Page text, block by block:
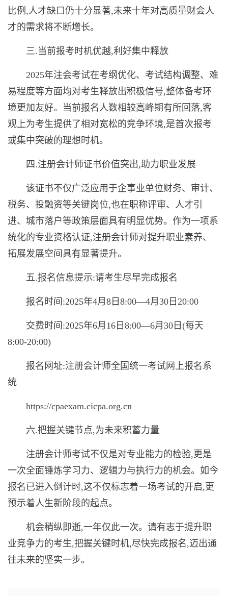
比例,人才缺口仍十分显著,未来十年对高质量财会人
才的需求将不断增长。
三.当前报考时机优越,利好集中释放
2025年注会考试在考纲优化、考试结构调整、难
易程度等方面均对考生释放出积极信号,整体备考环
境更加友好。当前报名人数相较高峰期有所回落,客
观上为考生提供了相对宽松的竞争环境,是首次报考
或集中突破的理想时机。
四.注册会计师证书价值突出,助力职业发展
该证书不仅广泛应用于企事业单位财务、审计、
税务、投融资等关键岗位,也在职称评审、人才引
进、城市落户等政策层面具有明显优势。作为一项系
统化的专业资格认证,注册会计师对提升职业素养、
拓展发展空间具有显著提升。
五.报名信息提示:请考生尽早完成报名
报名时间:2025年4月8日8:00—4月30日20:00
交费时间:2025年6月16日8:00—6月30日(每天
8:00-20:00)
报名网址:注册会计师全国统一考试网上报名系
统
https://cpaexam.cicpa.org.cn
六.把握关键节点,为未来积蓄力量
注册会计师考试不仅是对专业能力的检验,更是
一次全面锤炼学习力、逻辑力与执行力的机会。如今
报名已进入倒计时,这不仅标志着一场考试的开启,更
预示着人生新阶段的起点。
机会稍纵即逝,一年仅此一次。请有志于提升职
业竞争力的考生,把握关键时机,尽快完成报名,迈出通
往未来的坚实一步。